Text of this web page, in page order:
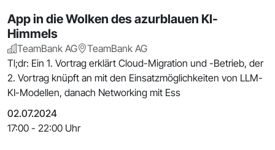
App in die Wolken des azurblauen KI-
Himmels
TeamBank AG
TeamBank AG
Tl;dr: Ein 1. Vortrag erklärt Cloud-Migration und -Betrieb, der
2. Vortrag knüpft an mit den Einsatzmöglichkeiten von LLM-
KI-Modellen, danach Networking mit Ess
02.07.2024
17:00 - 22:00 Uhr